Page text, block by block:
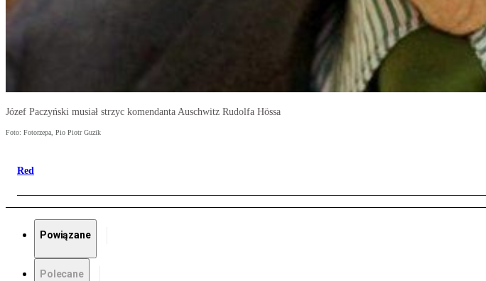
Józef Paczyński musiał strzyc komendanta Auschwitz Rudolfa Hössa
Foto: Fotorzepa, Pio Piotr Guzik
Red
Powiązane
Polecane